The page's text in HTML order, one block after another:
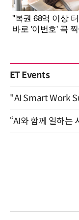
ET Events
"AI Smart Work